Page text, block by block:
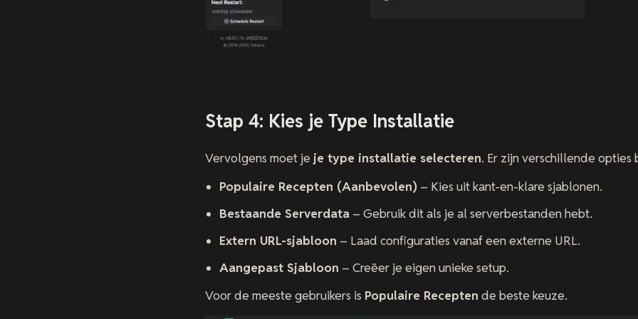
Stap 4: Kies je Type Installatie
Vervolgens moet je je type installatie selecteren. Er zijn verschillende opties
Populaire Recepten (Aanbevolen) – Kies uit kant-en-klare sjablonen.
Bestaande Serverdata – Gebruik dit als je al serverbestanden hebt.
Extern URL-sjabloon – Laad configuraties vanaf een externe URL.
Aangepast Sjabloon – Creëer je eigen unieke setup.
Voor de meeste gebruikers is Populaire Recepten de beste keuze.